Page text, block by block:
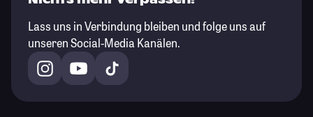
Lass uns in Verbindung bleiben und folge uns auf
unseren Social-Media Kanälen.